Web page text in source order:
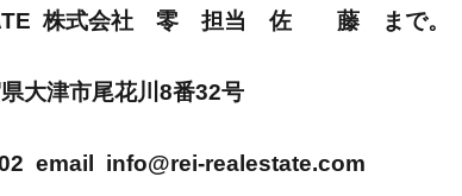
株式会社 零 担当 佐 藤 まで。
大津市尾花川8番32号
email info@rei-realestate.com